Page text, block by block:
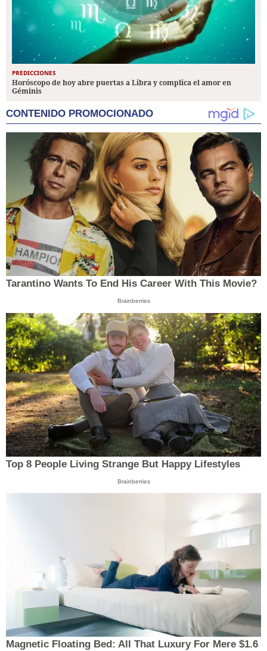
PREDICCIONES
Horóscopo de hoy abre puertas a Libra y complica el amor en
Géminis
CONTENIDO PROMOCIONADO
Tarantino Wants To End His Career With This Movie?
Brainberries
Top 8 People Living Strange But Happy Lifestyles
Brainberries
Magnetic Floating Bed: All That Luxury For Mere $1.6